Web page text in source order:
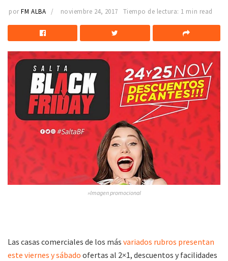
por FM ALBA noviembre 24, 2017 Tiempo de lectura: 1 min read
»Imagen promocional
Las casas comerciales de los más variados rubros presentan
este viernes y sábado ofertas al 2×1, descuentos y facilidades